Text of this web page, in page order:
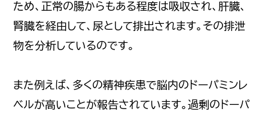
ため、正常の腸からもある程度は吸収され、肝臓、
腎臓を経由して、尿として排出されます。その排泄
物を分析しているのです。
また例えば、多くの精神疾患で脳内のドーパミンレ
ベルが高いことが報告されています。過剰のドーパ